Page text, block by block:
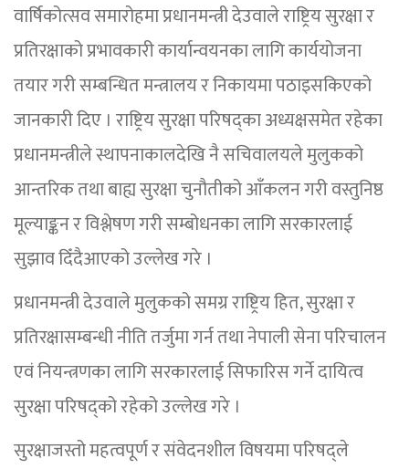
वार्षिकोत्सव समारोहमा प्रधानमन्त्री देउवाले राष्ट्रिय सुरक्षा र
प्रतिरक्षाको प्रभावकारी कार्यान्वयनका लागि कार्ययोजना
तयार गरी सम्बन्धित मन्त्रालय र निकायमा पठाइसकिएको
जानकारी दिए । राष्ट्रिय सुरक्षा परिषद्का अध्यक्षसमेत रहेका
प्रधानमन्त्रीले स्थापनाकालदेखि नै सचिवालयले मुलुकको
आन्तरिक तथा बाह्य सुरक्षा चुनौतीको आँकलन गरी वस्तुनिष्ठ
मूल्याङ्कन र विश्लेषण गरी सम्बोधनका लागि सरकारलाई
सुझाव दिँदैआएको उल्लेख गरे ।
प्रधानमन्त्री देउवाले मुलुकको समग्र राष्ट्रिय हित, सुरक्षा र
प्रतिरक्षासम्बन्धी नीति तर्जुमा गर्न तथा नेपाली सेना परिचालन
एवं नियन्त्रणका लागि सरकारलाई सिफारिस गर्ने दायित्व
सुरक्षा परिषद्को रहेको उल्लेख गरे ।
सुरक्षाजस्तो महत्वपूर्ण र संवेदनशील विषयमा परिषद्ले